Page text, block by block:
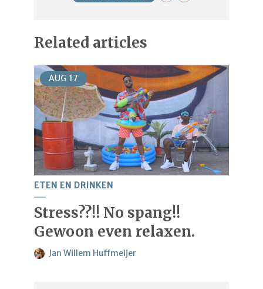
Related articles
AUG 17
ETEN EN DRINKEN
Stress??!! No spang!!
Gewoon even relaxen.
Jan Willem Huffmeijer